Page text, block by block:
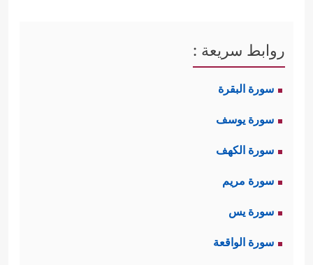
روابط سريعة :
سورة البقرة
سورة يوسف
سورة الكهف
سورة مريم
سورة يس
سورة الواقعة